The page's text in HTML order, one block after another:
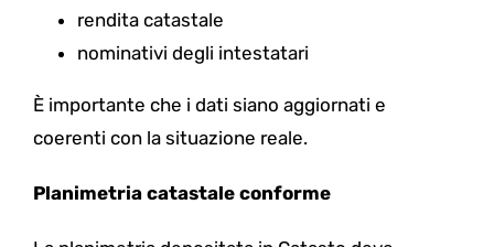
rendita catastale
nominativi degli intestatari
È importante che i dati siano aggiornati e
coerenti con la situazione reale.
Planimetria catastale conforme